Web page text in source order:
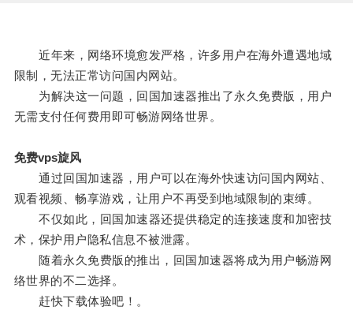
近年来，网络环境愈发严格，许多用户在海外遭遇地域
限制，无法正常访问国内网站。
为解决这一问题，回国加速器推出了永久免费版，用户
无需支付任何费用即可畅游网络世界。
免费vps旋风
通过回国加速器，用户可以在海外快速访问国内网站、
观看视频、畅享游戏，让用户不再受到地域限制的束缚。
不仅如此，回国加速器还提供稳定的连接速度和加密技
术，保护用户隐私信息不被泄露。
随着永久免费版的推出，回国加速器将成为用户畅游网
络世界的不二选择。
赶快下载体验吧！。